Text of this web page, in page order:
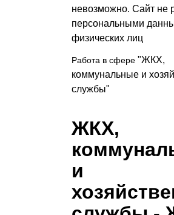
невозможно. Сайт не
персональными
физических лиц
Работа в сфере "ЖКХ,
коммунальные и
службы"
ЖКХ,
и